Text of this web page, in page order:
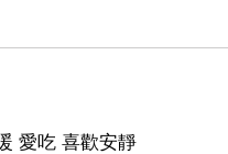
愛吃 喜歡安靜